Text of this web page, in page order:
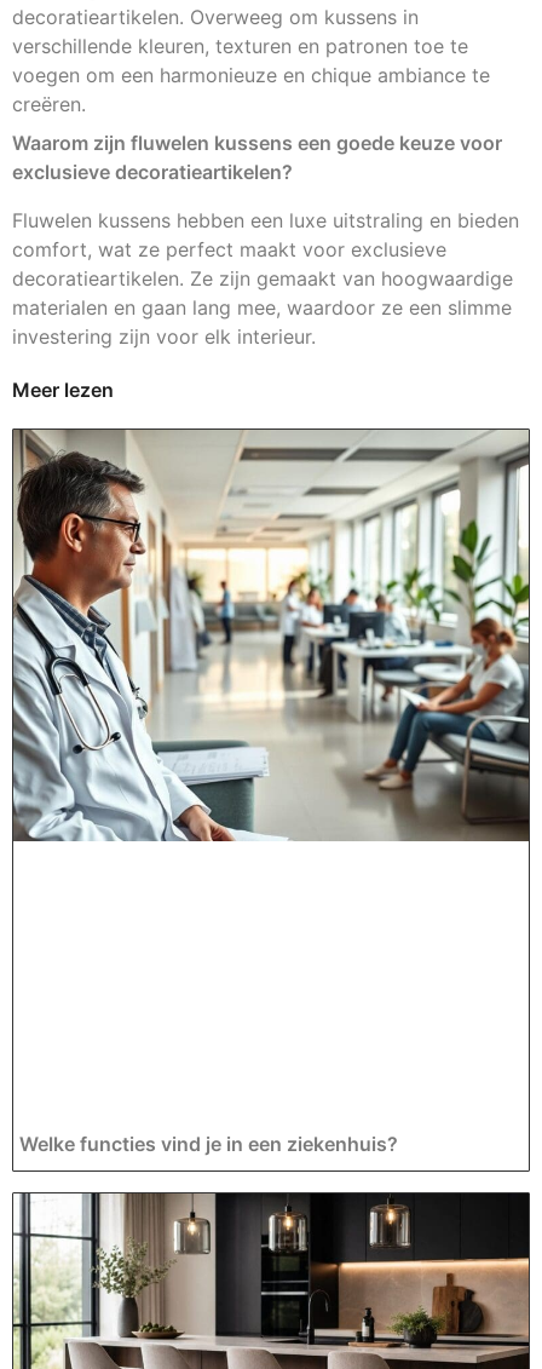
decoratieartikelen. Overweeg om kussens in
verschillende kleuren, texturen en patronen toe te
voegen om een harmonieuze en chique ambiance te
creëren.
Waarom zijn fluwelen kussens een goede keuze voor
exclusieve decoratieartikelen?
Fluwelen kussens hebben een luxe uitstraling en bieden
comfort, wat ze perfect maakt voor exclusieve
decoratieartikelen. Ze zijn gemaakt van hoogwaardige
materialen en gaan lang mee, waardoor ze een slimme
investering zijn voor elk interieur.
Meer lezen
Welke functies vind je in een ziekenhuis?